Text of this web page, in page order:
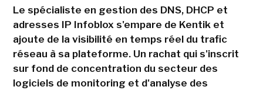
Le spécialiste en gestion des DNS, DHCP et
adresses IP Infoblox s'empare de Kentik et
ajoute de la visibilité en temps réel du trafic
réseau à sa plateforme. Un rachat qui s'inscrit
sur fond de concentration du secteur des
logiciels de monitoring et d'analyse des